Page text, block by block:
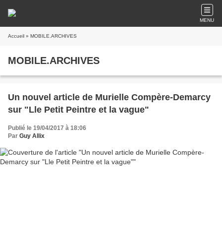
MENU
Accueil » MOBILE.ARCHIVES
MOBILE.ARCHIVES
Un nouvel article de Murielle Compère-Demarcy
sur "Lle Petit Peintre et la vague"
Publié le 19/04/2017 à 18:06
Par Guy Allix